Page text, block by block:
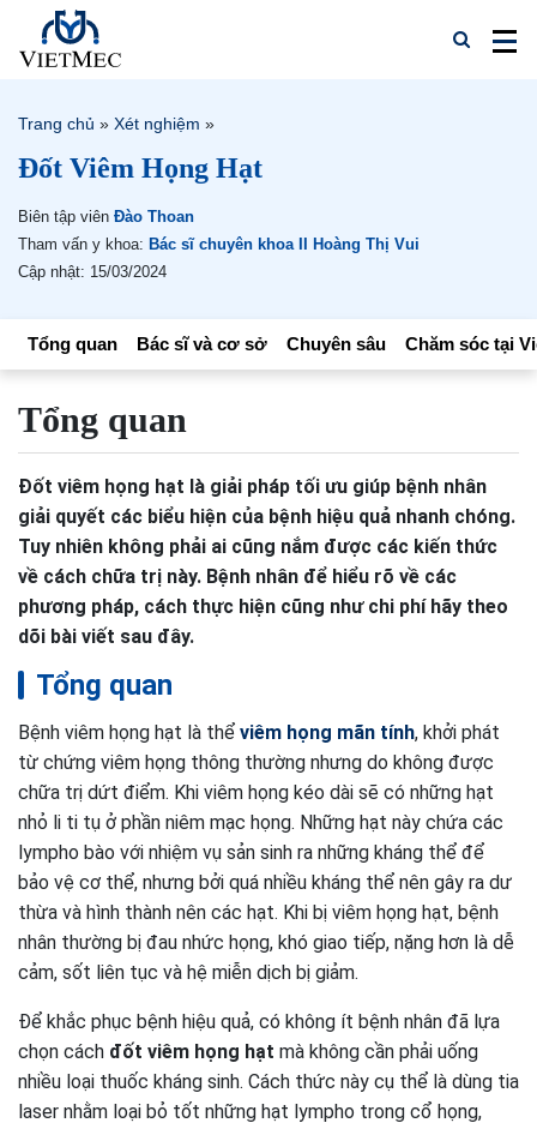
Trang chủ » Xét nghiệm »
Đốt Viêm Họng Hạt
Biên tập viên Đào Thoan
Tham vấn y khoa: Bác sĩ chuyên khoa II Hoàng Thị Vui
Cập nhật: 15/03/2024
Tổng quan Bác sĩ và cơ sở Chuyên sâu Chăm sóc tại
Tổng quan
Đốt viêm họng hạt là giải pháp tối ưu giúp bệnh nhân
giải quyết các biểu hiện của bệnh hiệu quả nhanh chóng.
Tuy nhiên không phải ai cũng nắm được các kiến thức
về cách chữa trị này. Bệnh nhân để hiểu rõ về các
phương pháp, cách thực hiện cũng như chi phí hãy theo
dõi bài viết sau đây.
Tổng quan
Bệnh viêm họng hạt là thể viêm họng mãn tính, khởi phát
từ chứng viêm họng thông thường nhưng do không được
chữa trị dứt điểm. Khi viêm họng kéo dài sẽ có những hạt
nhỏ li ti tụ ở phần niêm mạc họng. Những hạt này chứa các
lympho bào với nhiệm vụ sản sinh ra những kháng thể để
bảo vệ cơ thể, nhưng bởi quá nhiều kháng thể nên gây ra dư
thừa và hình thành nên các hạt. Khi bị viêm họng hạt, bệnh
nhân thường bị đau nhức họng, khó giao tiếp, nặng hơn là dễ
cảm, sốt liên tục và hệ miễn dịch bị giảm.
Để khắc phục bệnh hiệu quả, có không ít bệnh nhân đã lựa
chọn cách đốt viêm họng hạt mà không cần phải uống
nhiều loại thuốc kháng sinh. Cách thức này cụ thể là dùng tia
laser nhằm loại bỏ tốt những hạt lympho trong cổ họng,